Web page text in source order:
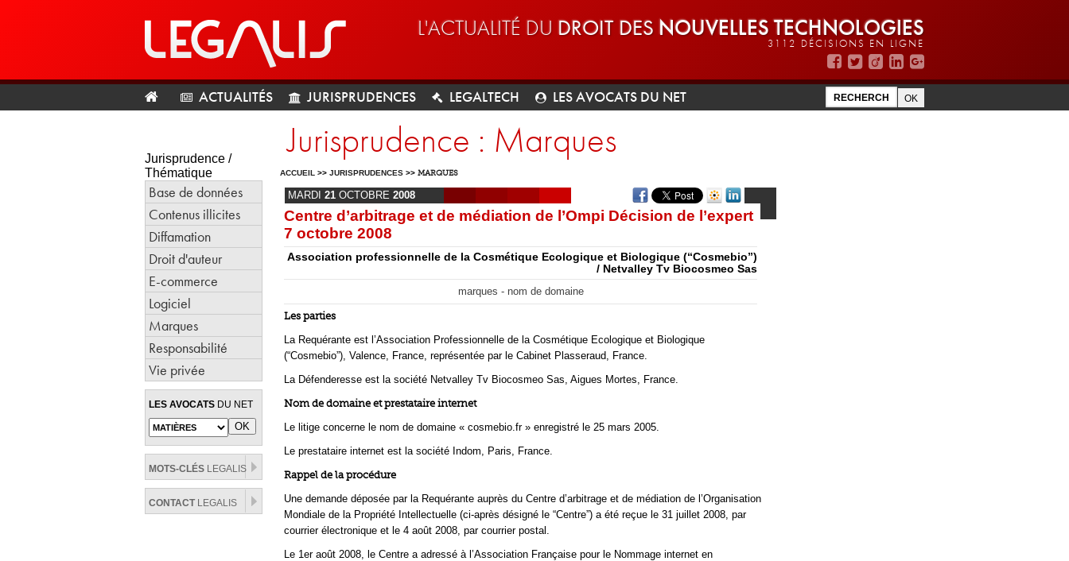
L'ACTUALITÉ DU DROIT DES NOUVELLES TECHNOLOGIES
3112 DÉCISIONS EN LIGNE
ACTUALITÉS JURISPRUDENCES LEGALTECH LES AVOCATS DU NET
Jurisprudence /
Thématique
Base de données
Contenus illicites
Diffamation
Droit d'auteur
E-commerce
Logiciel
Marques
Responsabilité
Vie privée
LES AVOCATS DU NET
MOTS-CLÉS LEGALIS
CONTACTLEGALIS
Jurisprudence : Marques
ACCUEIL >> JURISPRUDENCES >> MARQUES
MARDI 21 OCTOBRE 2008
Centre d’arbitrage et de médiation de l’Ompi Décision de l’expert
7 octobre 2008
Association professionnelle de la Cosmétique Ecologique et Biologique (“Cosmebio”)
/ Netvalley Tv Biocosmeo Sas
marques - nom de domaine
Les parties
La Requérante est l’Association Professionnelle de la Cosmétique Ecologique et Biologique
(“Cosmebio”), Valence, France, représentée par le Cabinet Plasseraud, France.
La Défenderesse est la société Netvalley Tv Biocosmeo Sas, Aigues Mortes, France.
Nom de domaine et prestataire internet
Le litige concerne le nom de domaine « cosmebio.fr » enregistré le 25 mars 2005.
Le prestataire internet est la société Indom, Paris, France.
Rappel de la procédure
Une demande déposée par la Requérante auprès du Centre d’arbitrage et de médiation de l’Organisation
Mondiale de la Propriété Intellectuelle (ci‑après désigné le “Centre”) a été reçue le 31 juillet 2008, par
courrier électronique et le 4 août 2008, par courrier postal.
Le 1er août 2008, le Centre a adressé à l’Association Française pour le Nommage internet en